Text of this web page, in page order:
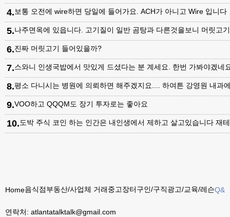
4.보통 오전에 wire하면 당일에 들어가요. ACH가 아니고 Wire 입니다
5.나주면옥에 있읍니다. 고기질이 일반 곰탕과 다른것을보니 머릿고
6.진짜 머릿고기 들어있을까?
7.스와니 인생국밥에서 맛있게 드셨다는 분 계세요. 한번 가봐야겠네
8.평소 다니시는 병원에 의뢰하면 해주겠지요.... 하여튼 강영원 내과
9.VOO하고 QQQM도 장기 투자로는 좋아요
10.도박 주식 코인 하는 인간은 내인생에서 제하고 살고있습니다 재
Home음식점부동산/사업체 거래중고장터구인/구직광고/교육/레슨Q&A
연락처: atlantatalktalk@gmail.com